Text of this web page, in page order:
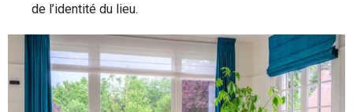
de l’identité du lieu.